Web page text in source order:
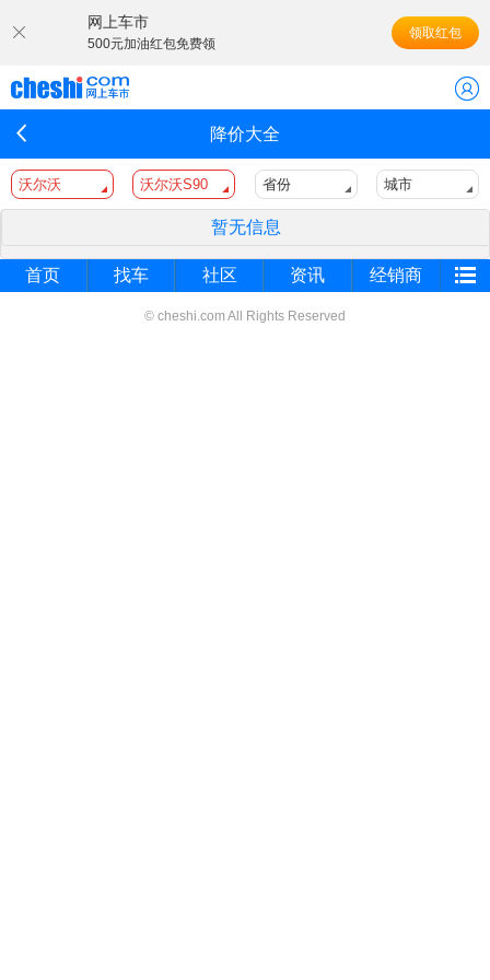
网上车市
500元加油红包免费领
领取红包
降价大全
沃尔沃 沃尔沃S90 省份 城市
暂无信息
首页 找车 社区 资讯 经销商
© cheshi.com All Rights Reserved